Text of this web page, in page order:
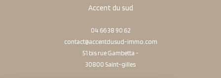
Accent du sud
04 66 38 90 62
contact@accentdusud-immo.com
51 bis rue Gambetta -
30800
saint-gilles